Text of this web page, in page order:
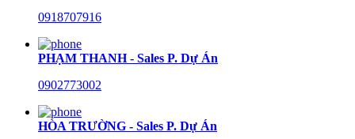
0918707916
PHẠM THANH - Sales P. Dự Án
0902773002
HÒA TRƯỜNG - Sales P. Dự Án